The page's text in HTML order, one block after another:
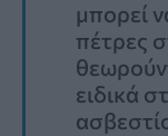
μπορεί
πέτρες
ειδικά